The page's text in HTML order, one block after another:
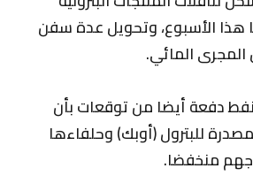
هذا الأسبوع، وتحويل عدة سفن
المائي.
دفعة أيضا من توقعات بأن
للبترول (أوبك) وحلفاءها
منخفضا.